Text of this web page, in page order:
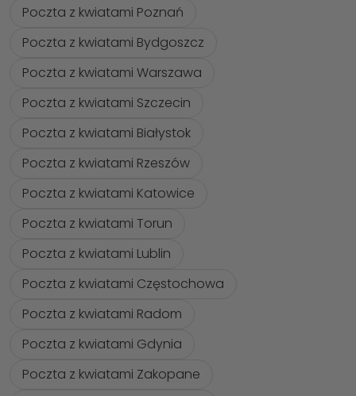
Poczta z kwiatami Poznań
Poczta z kwiatami Bydgoszcz
Poczta z kwiatami Warszawa
Poczta z kwiatami Szczecin
Poczta z kwiatami Białystok
Poczta z kwiatami Rzeszów
Poczta z kwiatami Katowice
Poczta z kwiatami Torun
Poczta z kwiatami Lublin
Poczta z kwiatami Częstochowa
Poczta z kwiatami Radom
Poczta z kwiatami Gdynia
Poczta z kwiatami Zakopane